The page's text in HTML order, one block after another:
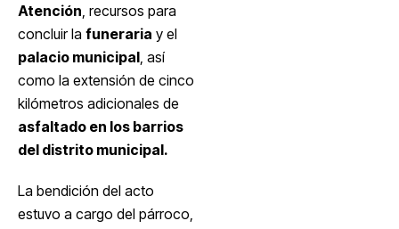
Atención , recursos para
concluir la funeraria y el
palacio municipal , así
como la extensión de cinco
kilómetros adicionales de
asfaltado en los barrios
del distrito municipal.
La bendición del acto
estuvo a cargo del párroco,